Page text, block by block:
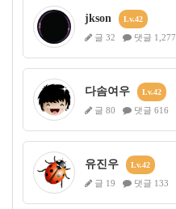
jkson Lv.42
글 32 댓글 1,277
다솜여우 Lv.42
글 80 댓글 616
유진우 Lv.42
글 19 댓글 133